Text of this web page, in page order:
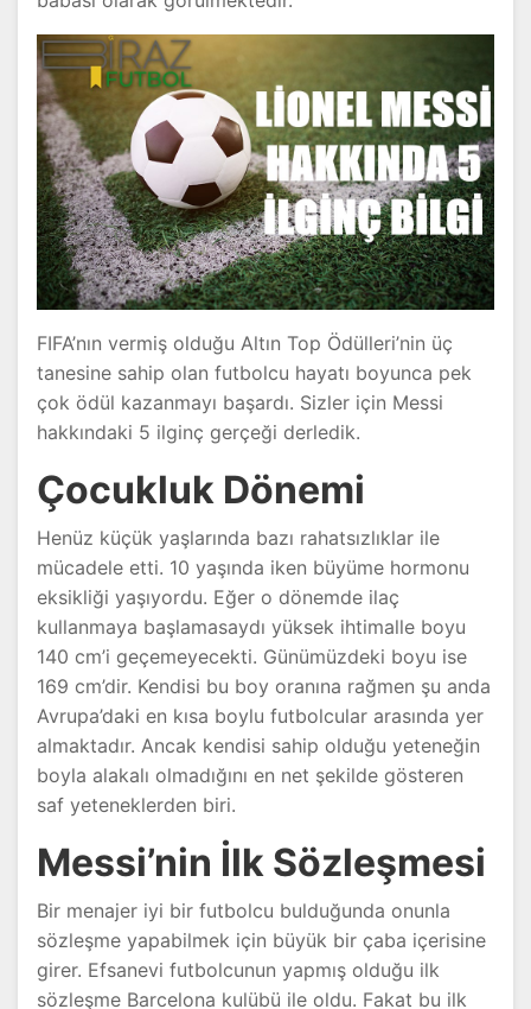
FIFA’nın vermiş olduğu Altın Top Ödülleri’nin üç
tanesine sahip olan futbolcu hayatı boyunca pek
çok ödül kazanmayı başardı. Sizler için Messi
hakkındaki 5 ilginç gerçeği derledik.
Çocukluk Dönemi
Henüz küçük yaşlarında bazı rahatsızlıklar ile
mücadele etti. 10 yaşında iken büyüme hormonu
eksikliği yaşıyordu. Eğer o dönemde ilaç
kullanmaya başlamasaydı yüksek ihtimalle boyu
140 cm’i geçemeyecekti. Günümüzdeki boyu ise
169 cm’dir. Kendisi bu boy oranına rağmen şu anda
Avrupa’daki en kısa boylu futbolcular arasında yer
almaktadır. Ancak kendisi sahip olduğu yeteneğin
boyla alakalı olmadığını en net şekilde gösteren
saf yeteneklerden biri.
Messi’nin İlk Sözleşmesi
Bir menajer iyi bir futbolcu bulduğunda onunla
sözleşme yapabilmek için büyük bir çaba içerisine
girer. Efsanevi futbolcunun yapmış olduğu ilk
sözleşme Barcelona kulübü ile oldu. Fakat bu ilk